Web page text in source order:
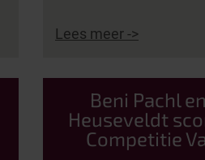
Lees meer ->
Beni Pachl
Heuseveldt
Competitie